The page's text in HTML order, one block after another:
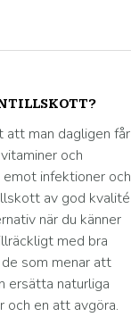
man dagligen får
och
infektioner och
av god kvalité
när du känner
med bra
som menar att
ersätta naturliga
och en att avgöra.